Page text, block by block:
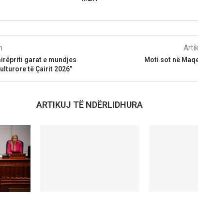
garat e mundjes
të Çairit 2026”
Moti sot në
ARTIKUJ TË NDËRLIDHURA